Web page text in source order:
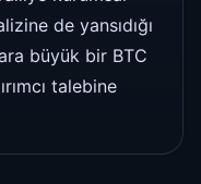
de yansıdığı
büyük bir BTC
talebine